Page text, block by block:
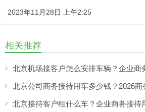
2023年11月28日 上午2:25
相关推荐
北京机场接客户怎么安排车辆？企业商
北京公司商务接待用车多少钱？2026
北京接待客户租什么车？企业商务接待